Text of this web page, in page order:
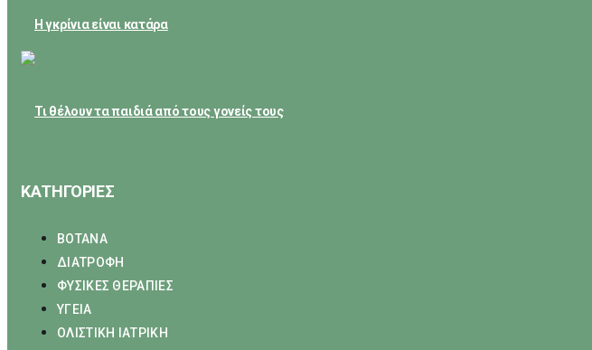
Η γκρίνια είναι κατάρα
Τι θέλουν τα παιδιά από τους γονείς τους
ΚΑΤΗΓΟΡΙΕΣ
ΒΟΤΑΝΑ
ΔΙΑΤΡΟΦΗ
ΦΥΣΙΚΕΣ ΘΕΡΑΠΙΕΣ
ΥΓΕΙΑ
ΟΛΙΣΤΙΚΗ ΙΑΤΡΙΚΗ